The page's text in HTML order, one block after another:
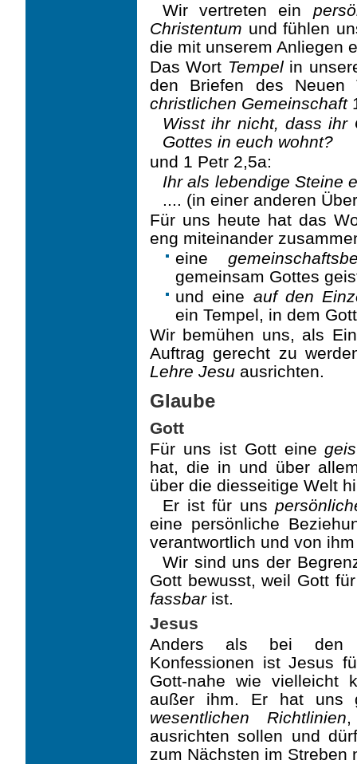
Wir vertreten ein
Christentum und fühlen
die mit unserem Anliegen
Das Wort Tempelin
den Briefen des Neuen
christlichen Gemeinschaft
Wisst ihr nicht, dass ihr
Gottes in euch wohnt?
und 1 Petr 2,5a:
Ihr als lebendige Steine
.... (in einer anderen
Für uns heute hat das
eng miteinander
eine
gemeinsam Gottes
und eine auf den
ein Tempel, in dem
Wir bemühen uns, als
Auftrag gerecht zu
Lehre Jesu ausrichten.
Glaube
Gott
Für uns ist Gott eine
hat, die in und über
über die diesseitige Welt
Er ist für uns
eine persönliche
verantwortlich und von
Wir sind uns der
Gott bewusst, weil Gott
fassbarist.
Jesus
Anders als bei den
Konfessionen ist Jesus
Gott-nahe wie vielleicht
außer ihm. Er hat uns
wesentlichen Richtlinien
ausrichten sollen und
zum Nächsten im Streben